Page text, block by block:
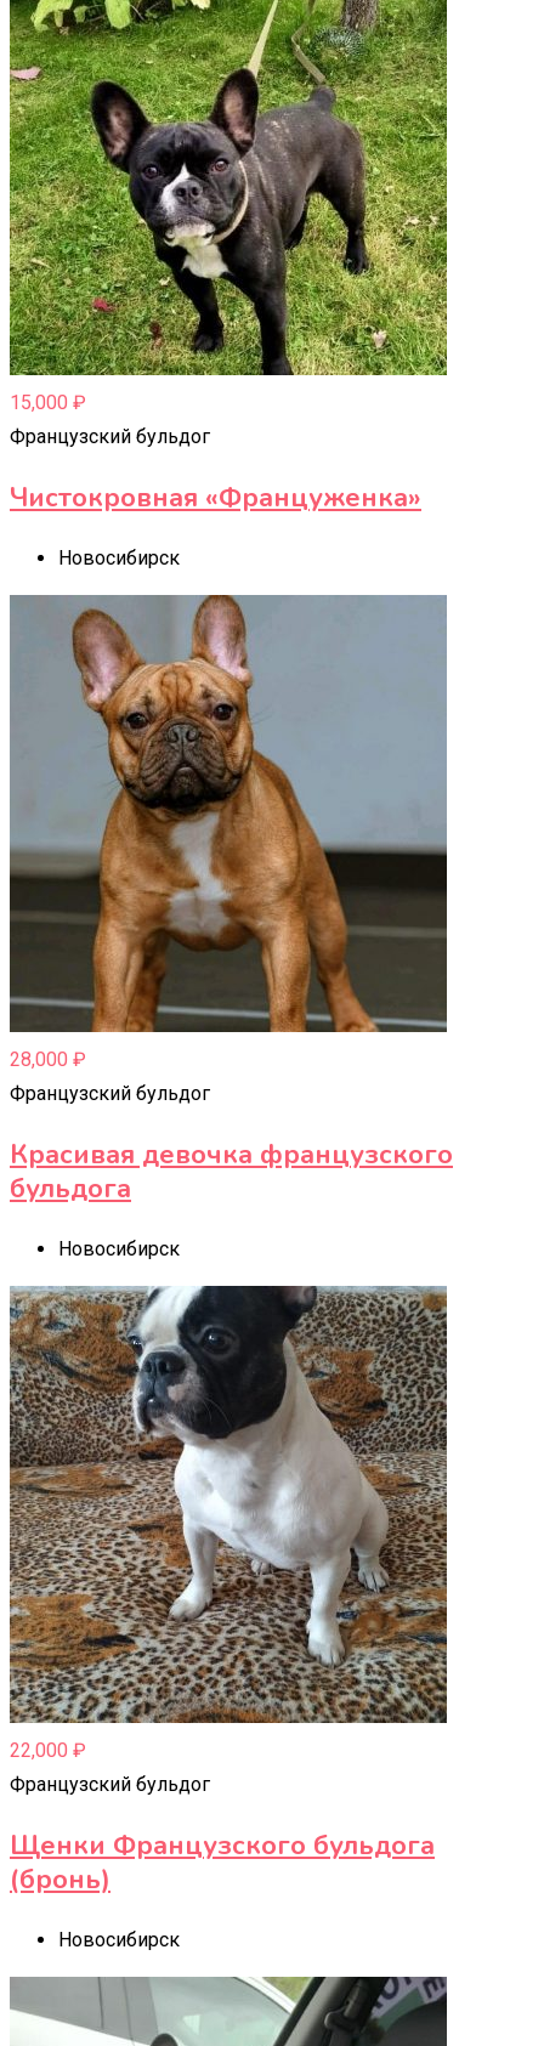
15,000 ₽
Французский бульдог
Чистокровная «Француженка»
Новосибирск
28,000 ₽
Французский бульдог
Красивая девочка французского
бульдога
Новосибирск
22,000 ₽
Французский бульдог
Щенки Французского бульдога
(бронь)
Новосибирск